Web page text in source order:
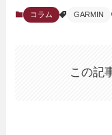
コラム GARMIN
この記